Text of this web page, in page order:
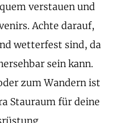
verstauen und
Achte darauf,
wetterfest sind, da
sein kann.
zum Wandern ist
Stauraum für deine